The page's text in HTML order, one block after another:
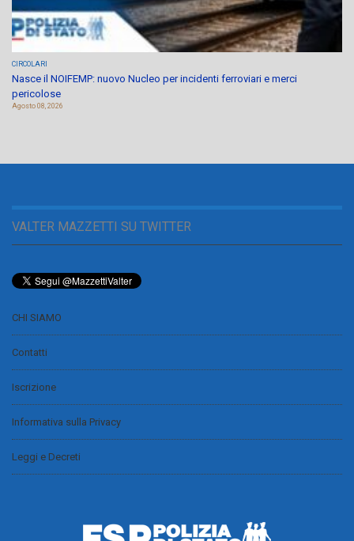
CIRCOLARI
Nasce il NOIFEMP: nuovo Nucleo per incidenti ferroviari e merci
pericolose
Agosto 08, 2026
VALTER MAZZETTI SU TWITTER
CHI SIAMO
Contatti
Iscrizione
Informativa sulla Privacy
Leggi e Decreti